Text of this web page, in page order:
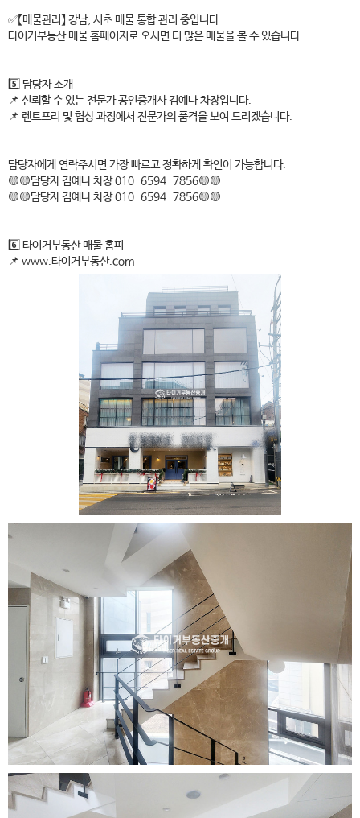
✅【매물관리】 강남, 서초 매물 통합 관리 중입니다.
타이거부동산 매물 홈페이지로 오시면 더 많은 매물을 볼 수 있습니다.
5️⃣ 담당자 소개
📌 신뢰할 수 있는 전문가 공인중개사 김예나 차장입니다.
📌 렌트프리 및 협상 과정에서 전문가의 품격을 보여 드리겠습니다.
담당자에게 연락주시면 가장 빠르고 정확하게 확인이 가능합니다.
🟡🟡담당자 김예나 차장 010-6594-7856🟡🟡
🟡🟡담당자 김예나 차장 010-6594-7856🟡🟡
6️⃣ 타이거부동산 매물 홈피
📌 www.타이거부동산.com